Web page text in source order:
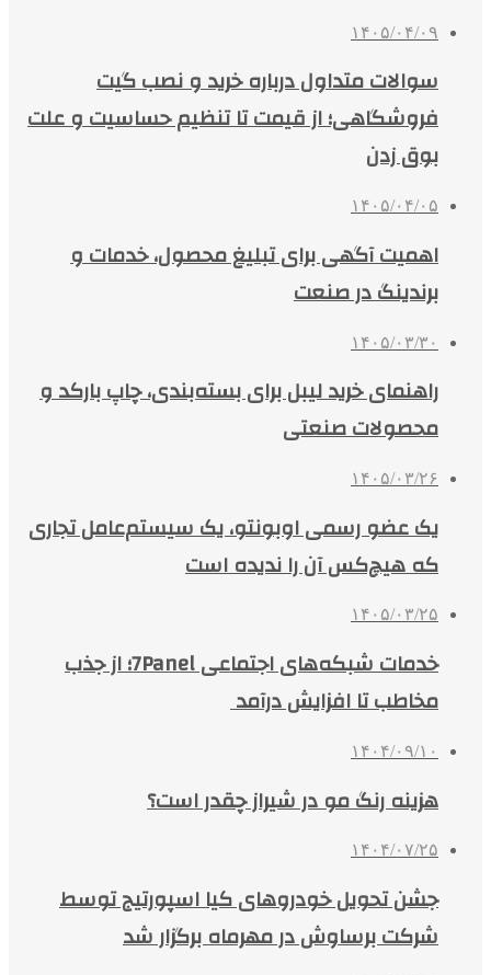
۱۴۰۵/۰۴/۰۹
سوالات متداول درباره خرید و نصب گیت
فروشگاهی؛ از قیمت تا تنظیم حساسیت و علت
بوق زدن
۱۴۰۵/۰۴/۰۵
اهمیت آگهی برای تبلیغ محصول، خدمات و
برندینگ در صنعت
۱۴۰۵/۰۳/۳۰
راهنمای خرید لیبل برای بسته‌بندی، چاپ بارکد و
محصولات صنعتی
۱۴۰۵/۰۳/۲۶
یک عضو رسمی اوبونتو، یک سیستم‌عامل تجاری
که هیچ‌کس آن را ندیده است
۱۴۰۵/۰۳/۲۵
خدمات شبکه‌های اجتماعی 7Panel؛ از جذب
مخاطب تا افزایش درآمد
۱۴۰۴/۰۹/۱۰
هزینه رنگ مو در شیراز چقدر است؟
۱۴۰۴/۰۷/۲۵
جشن تحویل خودروهای کیا اسپورتیج توسط
شرکت برساوش در مهرماه برگزار شد